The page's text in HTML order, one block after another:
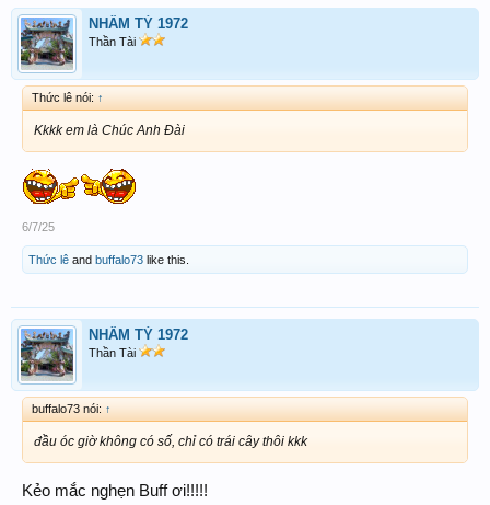
NHÂM TÝ 1972
Thần Tài
Thức lê nói: ↑
Kkkk em là Chúc Anh Đài
6/7/25
Thức lê and buffalo73 like this.
NHÂM TÝ 1972
Thần Tài
buffalo73 nói: ↑
đầu óc giờ không có số, chỉ có trái cây thôi kkk
Kẻo mắc nghẹn Buff ơi!!!!!